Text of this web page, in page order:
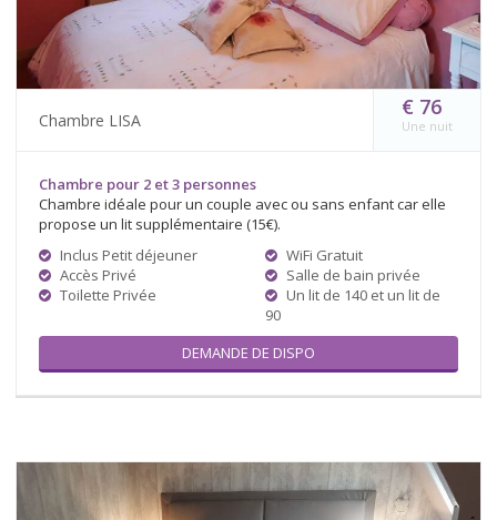
Chambre LISA
€ 76
Une nuit
Chambre pour 2 et 3 personnes
Chambre idéale pour un couple avec ou sans enfant car elle
propose un lit supplémentaire (15€).
Inclus Petit déjeuner
Accès Privé
Toilette Privée
WiFi Gratuit
Salle de bain privée
Un lit de 140 et un lit de
90
DEMANDE DE DISPO